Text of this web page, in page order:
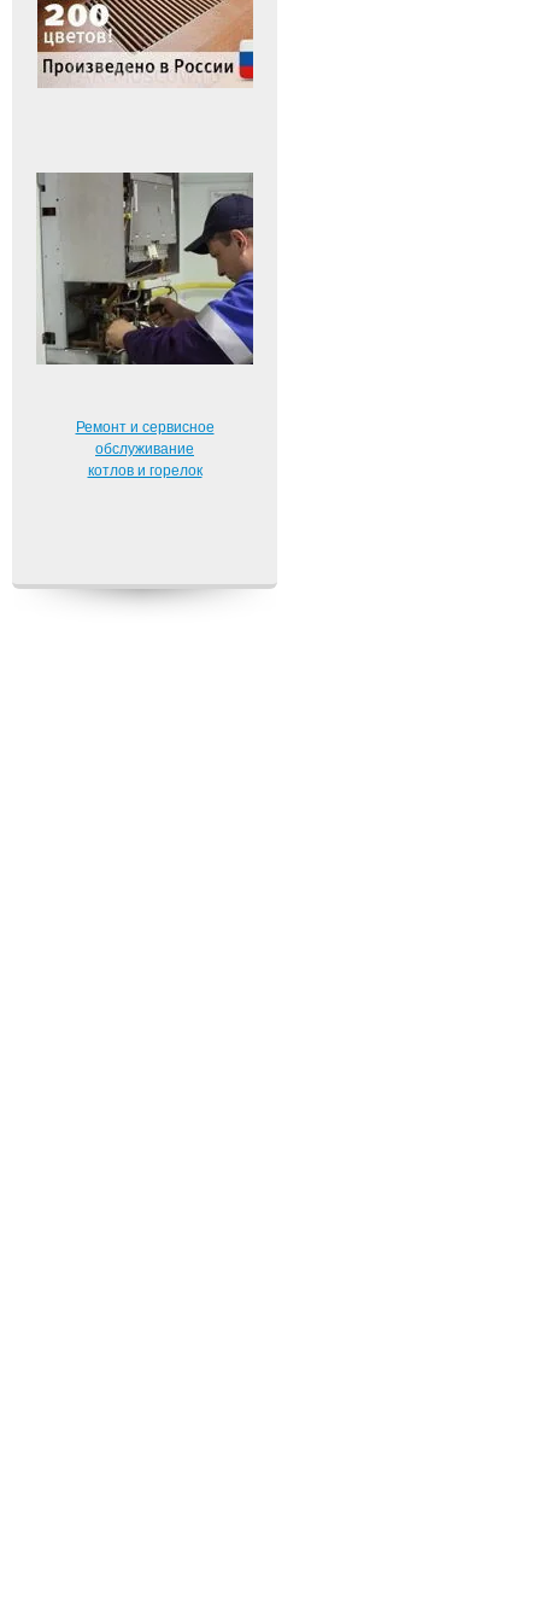
Ремонт и сервисное
обслуживание
котлов и горелок